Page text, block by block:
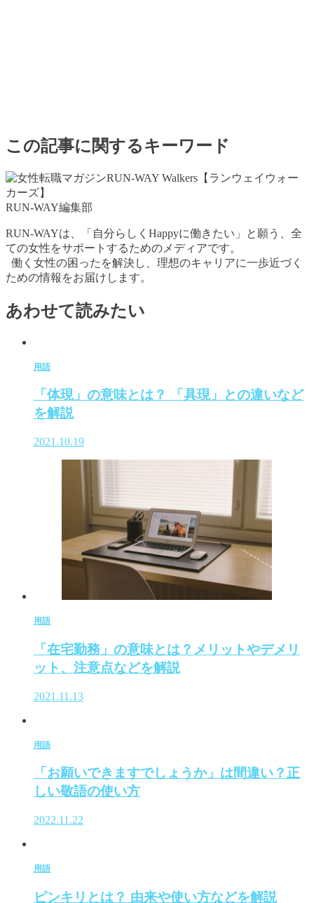
この記事に関するキーワード
RUN-WAY編集部
RUN-WAYは、「自分らしくHappyに働きたい」と願う、全
ての女性をサポートするためのメディアです。
働く女性の困ったを解決し、理想のキャリアに一歩近づく
ための情報をお届けします。
あわせて読みたい
用語
「体現」の意味とは？ 「具現」との違いなど
を解説
2021.10.19
用語
「在宅勤務」の意味とは？メリットやデメリ
ット、注意点などを解説
2021.11.13
用語
「お願いできますでしょうか」は間違い？正
しい敬語の使い方
2022.11.22
用語
ピンキリとは？ 由来や使い方などを解説